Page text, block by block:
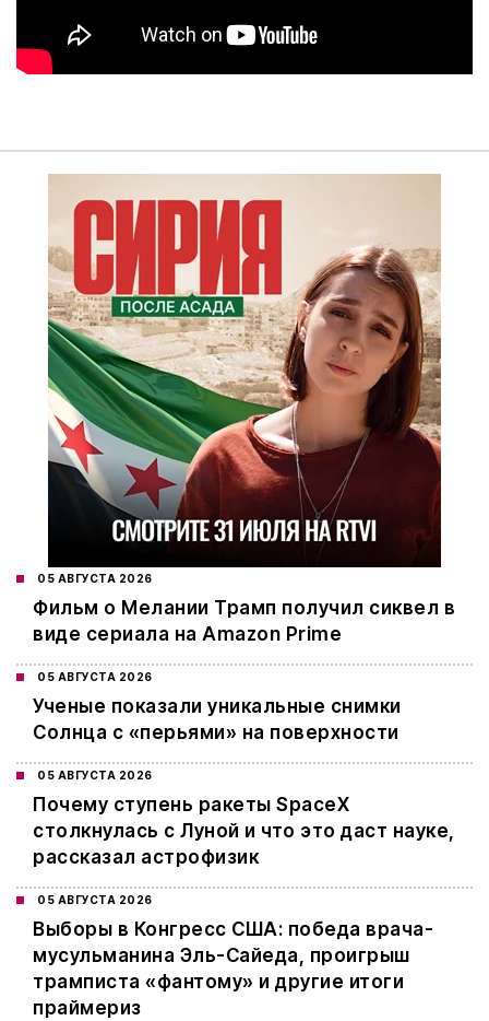
05 АВГУСТА 2026
Фильм о Мелании Трамп получил сиквел в
виде сериала на Amazon Prime
05 АВГУСТА 2026
Ученые показали уникальные снимки
Солнца с «перьями» на поверхности
05 АВГУСТА 2026
Почему ступень ракеты SpaceX
столкнулась с Луной и что это даст науке,
рассказал астрофизик
05 АВГУСТА 2026
Выборы в Конгресс США: победа врача-
мусульманина Эль-Сайеда, проигрыш
трамписта «фантому» и другие итоги
праймериз